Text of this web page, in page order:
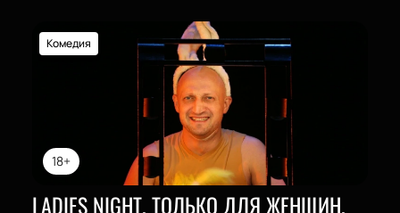
18+
Комедия
LADIES NIGHT. ТОЛЬКО ДЛЯ ЖЕНЩИН.